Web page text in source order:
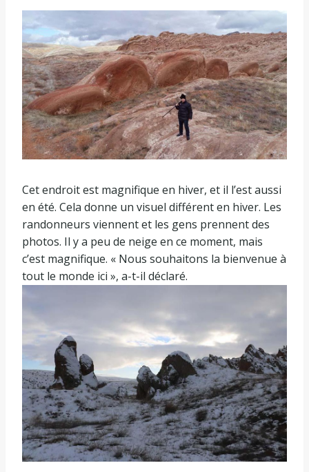
Cet endroit est magnifique en hiver, et il l’est aussi
en été. Cela donne un visuel différent en hiver. Les
randonneurs viennent et les gens prennent des
photos. Il y a peu de neige en ce moment, mais
c’est magnifique. « Nous souhaitons la bienvenue à
tout le monde ici », a-t-il déclaré.